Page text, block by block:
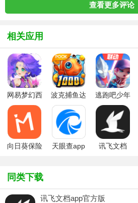
查看更多评论
相关应用
网易梦幻西
游手游
波克捕鱼达
人千炮版
2022微信版
本
逃跑吧少年
九游版最新
版
向日葵保险
天眼查app
讯飞文档
同类下载
讯飞文档app官方版